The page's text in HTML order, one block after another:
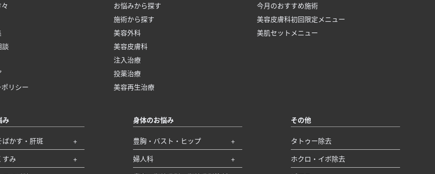
談
リシー
お悩みから探す
施術から探す
美容外科
美容皮膚科
注入治療
投薬治療
美容再生治療
今月のおすすめ施術
美容皮膚科初回限定メニュー
美肌セットメニュー
み
ばかす・肝斑
すみ
身体のお悩み
豊胸・バスト・ヒップ
婦人科
その他
タトゥー除去
ホクロ・イボ除去